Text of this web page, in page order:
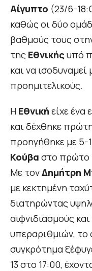
Αίγυπτο (23/6-
καθώς οι δύο
βαθμούς τους
της Εθνικής υπό
και να
προημιτελικούς.
Η Εθνική είχε ένα
και δέχθηκε
προηγήθηκε με 5-
Κούβα στο πρώτο
Με τονΔημήτρη
με κεκτημένη
διατηρώντας
αιφνιδιασμούς
υπεραριθμιών, το
συγκρότημα
13 στο 17:00,